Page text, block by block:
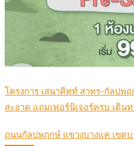
โครงการ เสนาคิทท์ สาทร-กัลปพ
สะอาด แถมเฟอร์นิเจอร์ครบ เดิน
ถนนกัลปพฤกษ์ แขวงบางแค เขต